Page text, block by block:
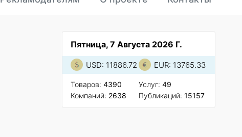
Пятница, 7 Августа 2026 Г.
USD: 11886.72 EUR: 13765.33
Товаров: 4390
Компаний: 2638
Услуг: 49
Публикаций: 15157